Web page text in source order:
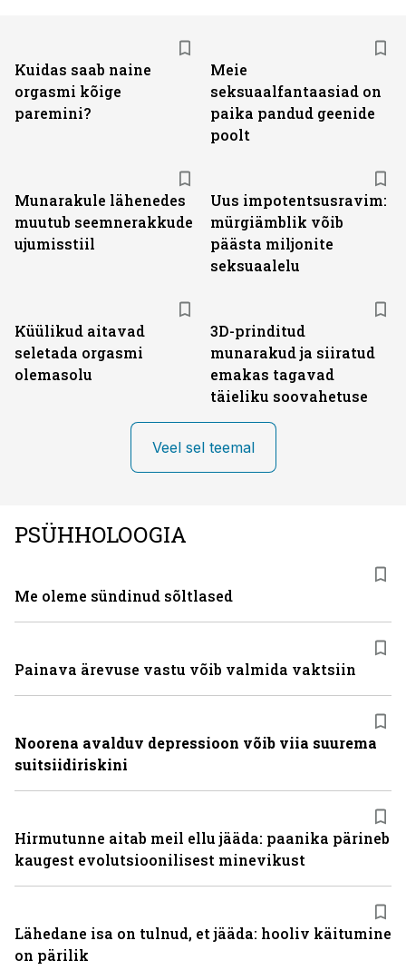
Kuidas saab naine
orgasmi kõige
paremini?
Meie
seksuaalfantaasiad on
paika pandud geenide
poolt
Munarakule lähenedes
muutub seemnerakkude
ujumisstiil
Uus impotentsusravim:
mürgiämblik võib
päästa miljonite
seksuaalelu
Küülikud aitavad
seletada orgasmi
olemasolu
3D-prinditud
munarakud ja siiratud
emakas tagavad
täieliku soovahetuse
Veel sel teemal
PSÜHHOLOOGIA
Me oleme sündinud sõltlased
Painava ärevuse vastu võib valmida vaktsiin
Noorena avalduv depressioon võib viia suurema
suitsiidiriskini
Hirmutunne aitab meil ellu jääda: paanika pärineb
kaugest evolutsioonilisest minevikust
Lähedane isa on tulnud, et jääda: hooliv käitumine
on pärilik